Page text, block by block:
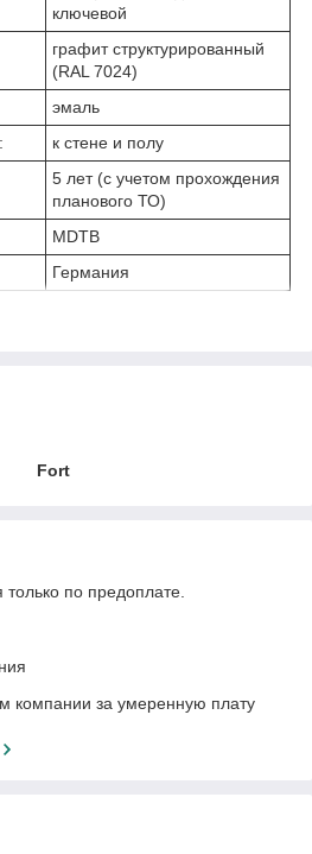
ключевой
графит структурированный
(RAL 7024)
эмаль
к стене и полу
5 лет (с учетом прохождения
планового ТО)
MDTB
Германия
Fort
только по предоплате.
компании за умеренную плату